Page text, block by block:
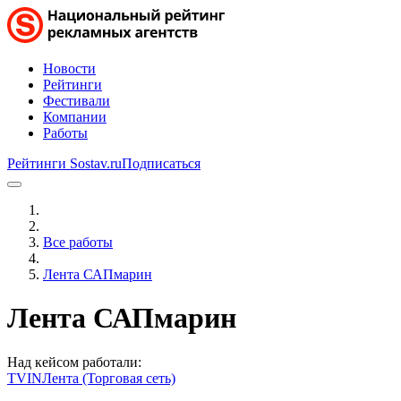
Новости
Рейтинги
Фестивали
Компании
Работы
Рейтинги Sostav.ruПодписаться
Все работы
Лента САПмарин
Лента САПмарин
Над кейсом работали:
TVINЛента (Торговая сеть)